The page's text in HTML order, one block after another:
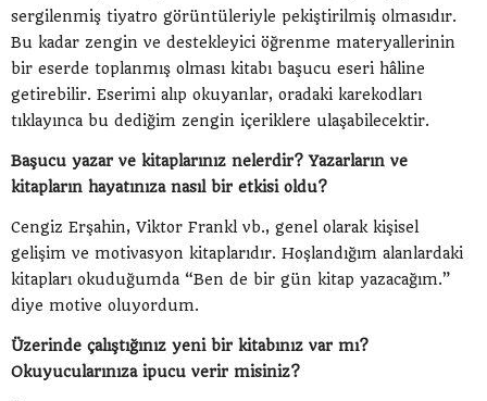
sergilenmiş tiyatro görüntüleriyle pekiştirilmiş olmasıdır.
Bu kadar zengin ve destekleyici öğrenme materyallerinin
bir eserde toplanmış olması kitabı başucu eseri hâline
getirebilir. Eserimi alıp okuyanlar, oradaki karekodları
tıklayınca bu dediğim zengin içeriklere ulaşabilecektir.
Başucu yazar ve kitaplarınız nelerdir? Yazarların ve
kitapların hayatınıza nasıl bir etkisi oldu?
Cengiz Erşahin, Viktor Frankl vb., genel olarak kişisel
gelişim ve motivasyon kitaplarıdır. Hoşlandığım alanlardaki
kitapları okuduğumda “Ben de bir gün kitap yazacağım.”
diye motive oluyordum.
Üzerinde çalıştığınız yeni bir kitabınız var mı?
Okuyucularınıza ipucu verir misiniz?